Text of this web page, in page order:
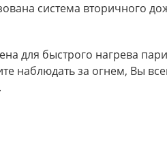
система вторичного
для быстрого нагрева
наблюдать за огнем, Вы